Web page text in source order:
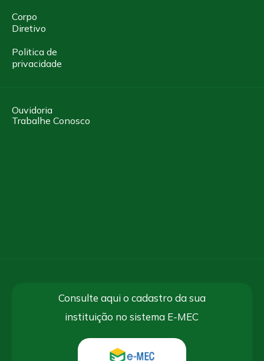
Corpo
Diretivo
Politica de
privacidade
Ouvidoria
Trabalhe Conosco
Consulte aqui o cadastro da sua
instituição no sistema E-MEC